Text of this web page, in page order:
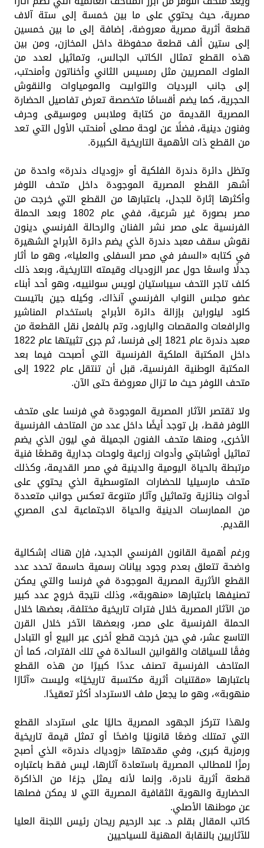
مصرية، حيث يحتوي على ما بين خمسة إلى ستة آلاف
قطعة أثرية مصرية معروضة، إضافة إلى ما بين خمسين
إلى ستين ألف قطعة محفوظة داخل المخازن، ومن بين
هذه القطع تمثال الكاتب الجالس، وتماثيل لعدد من
الملوك المصريين مثل رمسيس الثاني وأخناتون وأمنحتب،
إلى جانب البرديات والتوابيت والمومياوات والنقوش
الحجرية، كما يضم أقسامًا متخصصة تعرض تفاصيل الحضارة
المصرية القديمة من كتابة وملابس وموسيقى وحرف
وفنون دينية، فضلًا عن لوحة مصلى أمنحتب الأول التي تعد
من القطع ذات الأهمية التاريخية الكبيرة.
وتظل دائرة دندرة الفلكية أو «زودياك دندرة» واحدة من
أشهر القطع المصرية الموجودة داخل متحف اللوفر
وأكثرها إثارة للجدل، باعتبارها من القطع التي خرجت من
مصر بصورة غير شرعية، ففي عام 1802 وبعد الحملة
الفرنسية على مصر نشر الفنان والرحالة الفرنسي دينون
نقوش سقف معبد دندرة الذي يضم دائرة الأبراج الشهيرة
في كتابه «السفر في مصر السفلى والعليا»، وهو ما أثار
جدلًا واسعًا حول عمر الزودياك وقيمته التاريخية، وبعد ذلك
كلف تاجر التحف سيباستيان لويس سولنييه، وهو أحد أبناء
عضو مجلس النواب الفرنسي آنذاك، وكيله جين باتيست
كلود ليلوراين بإزالة دائرة الأبراج باستخدام المناشير
والرافعات والمقصات والبارود، وتم بالفعل نقل القطعة من
معبد دندرة عام 1821 إلى فرنسا، ثم جرى تثبيتها عام 1822
داخل المكتبة الملكية الفرنسية التي أصبحت فيما بعد
المكتبة الوطنية الفرنسية، قبل أن تنتقل عام 1922 إلى
متحف اللوفر حيث ما تزال معروضة حتى الآن.
ولا تقتصر الآثار المصرية الموجودة في فرنسا على متحف
اللوفر فقط، بل توجد أيضًا داخل عدد من المتاحف الفرنسية
الأخرى، ومنها متحف الفنون الجميلة في ليون الذي يضم
تماثيل أوشابتي وأدوات زراعية ولوحات جدارية وقطعًا فنية
مرتبطة بالحياة اليومية والدينية في مصر القديمة، وكذلك
متحف مارسيليا للحضارات المتوسطية الذي يحتوي على
أدوات جنائزية وتماثيل وآثار متنوعة تعكس جوانب متعددة
من الممارسات الدينية والحياة الاجتماعية لدى المصري
القديم.
ورغم أهمية القانون الفرنسي الجديد، فإن هناك إشكالية
واضحة تتعلق بعدم وجود بيانات رسمية حاسمة تحدد عدد
القطع الأثرية المصرية الموجودة في فرنسا والتي يمكن
تصنيفها باعتبارها «منهوبة»، وذلك نتيجة خروج عدد كبير
من الآثار المصرية خلال فترات تاريخية مختلفة، بعضها خلال
الحملة الفرنسية على مصر، وبعضها الآخر خلال القرن
التاسع عشر، في حين خرجت قطع أخرى عبر البيع أو التبادل
وفقًا للسياقات والقوانين السائدة في تلك الفترات، كما أن
المتاحف الفرنسية تصنف عددًا كبيرًا من هذه القطع
باعتبارها «مقتنيات أثرية مكتسبة تاريخيًا» وليست «آثارًا
منهوبة»، وهو ما يجعل ملف الاسترداد أكثر تعقيدًا.
ولهذا تتركز الجهود المصرية حاليًا على استرداد القطع
التي تمتلك وضعًا قانونيًا واضحًا أو تمثل قيمة تاريخية
ورمزية كبرى، وفي مقدمتها «زودياك دندرة» الذي أصبح
رمزًا للمطالب المصرية باستعادة آثارها، ليس فقط باعتباره
قطعة أثرية نادرة، وإنما لأنه يمثل جزءًا من الذاكرة
الحضارية والهوية الثقافية المصرية التي لا يمكن فصلها
عن موطنها الأصلي.
كاتب المقال بقلم د. عبد الرحيم ريحان رئيس اللجنة العليا
للآثاريين بالنقابة المهنية للسياحيين